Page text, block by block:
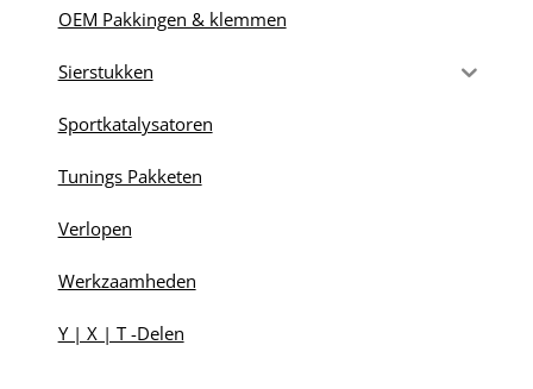
OEM Pakkingen & klemmen
Sierstukken
Sportkatalysatoren
Tunings Pakketen
Verlopen
Werkzaamheden
Y | X | T -Delen